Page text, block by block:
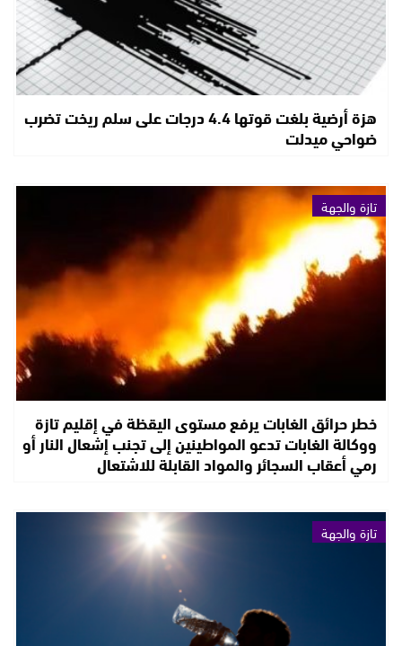
هزة أرضية بلغت قوتها 4.4 درجات على سلم ريخت تضرب
ضواحي ميدلت
تازة والجهة
خطر حرائق الغابات يرفع مستوى اليقظة في إقليم تازة
ووكالة الغابات تدعو المواطينين إلى تجنب إشعال النار أو
رمي أعقاب السجائر والمواد القابلة للاشتعال
تازة والجهة